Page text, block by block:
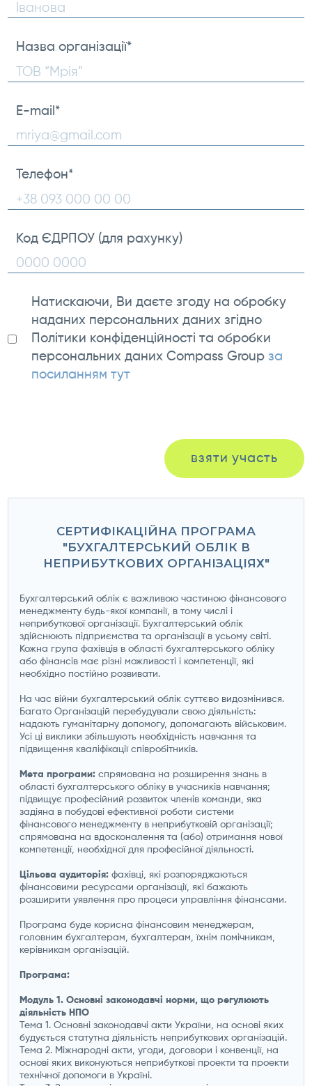
прізвище
Назва організації*
E-mail *
Телефон*
Код ЄДРПОУ (для рахунку)
Натискаючи, Ви даєте згоду на обробку
наданих персональних даних згідно
Політики конфіденційності та обробки
персональних даних Compass Group за
посиланням тут
взяти участь
СЕРТИФІКАЦІЙНА ПРОГРАМА
"БУХГАЛТЕРСЬКИЙ ОБЛІК В
НЕПРИБУТКОВИХ ОРГАНІЗАЦІЯХ"
Бухгалтерський облік є важливою частиною фінансового
менеджменту будь-якої компанії, в тому числі і
неприбуткової організації. Бухгалтерський облік
здійснюють підприємства та організації в усьому світі.
Кожна група фахівців в області бухгалтерського обліку
або фінансів має різні можливості і компетенції, які
необхідно постійно розвивати.
На час війни бухгалтерський облік суттєво видозмінився.
Багато Організацій перебудували свою діяльність:
надають гуманітарну допомогу, допомагають військовим.
Усі ці виклики збільшують необхідність навчання та
підвищення кваліфікації співробітників.
Мета програми:спрямована на розширення знань в
області бухгалтерського обліку в учасників навчання;
підвищує професійний розвиток членів команди, яка
задіяна в побудові ефективної роботи системи
фінансового менеджменту в неприбутковій організації;
спрямована на вдосконалення та (або) отримання нової
компетенції, необхідної для професійної діяльності.
Цільова аудиторія:фахівці, які розпоряджаються
фінансовими ресурсами організації, які бажають
розширити уявлення про процеси управління фінансами.
Програма буде корисна фінансовим менеджерам,
головним бухгалтерам, бухгалтерам, їхнім помічникам,
керівникам організацій.
Програма:
Модуль 1. Основні законодавчі норми, що регулюють
діяльність НПО
Тема 1. Основні законодавчі акти України, на основі яких
будується статутна діяльність неприбуткових організацій.
Тема 2. Міжнародні акти, угоди, договори і конвенції, на
основі яких виконуються неприбуткові проекти та проекти
технічної допомоги в Україні.